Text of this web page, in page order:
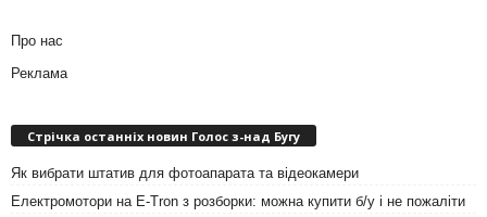
Про нас
Реклама
Стрічка останніх новин Голос з-над Бугу
Як вибрати штатив для фотоапарата та відеокамери
Електромотори на E-Tron з розборки: можна купити б/у і не пожаліти